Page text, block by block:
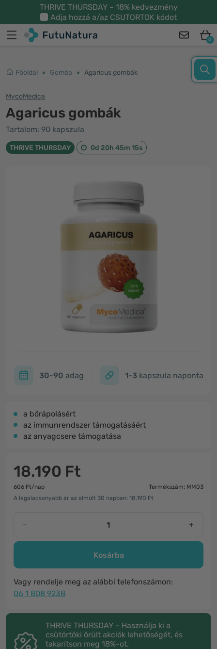
THRIVE THURSDAY – 18% kedvezmény
Adja hozzá a/az CSUTORTOK kódot
0
Főoldal Gomba Agaricus gombák
MycoMedica
Agaricus gombák
Tartalom: 90 kapszula
THRIVE THURSDAY 0d 20h 45m 14s
30-90 adag 1-3kapszula naponta
a bőrápolásért
az immunrendszer támogatásáért
az anyagcsere támogatása
18.190 Ft
606 Ft/nap
Termékszám: MM03
A legalacsonyabb ár az elmúlt 30 napban: 18.190 Ft
- +
Kosárba
Vagy rendelje meg az alábbi telefonszámon:
06 1 808 9238
THRIVE THURSDAY – Használja ki a
csütörtöki őrült akciók lehetőségét, és
takarítson meg 18%-ot.